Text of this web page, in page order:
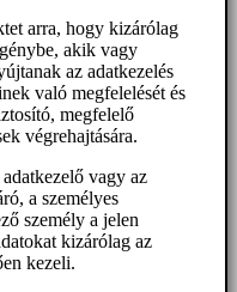
arra, hogy kizárólag
akik vagy
az adatkezelés
való megfelelését és
megfelelő
végrehajtására.
vagy az
a személyes
személy a jelen
kizárólag az
kezeli.